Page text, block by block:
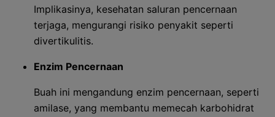
Implikasinya, kesehatan saluran pencernaan
terjaga, mengurangi risiko penyakit seperti
divertikulitis.
Enzim Pencernaan
Buah ini mengandung enzim pencernaan, seperti
amilase, yang membantu memecah karbohidrat